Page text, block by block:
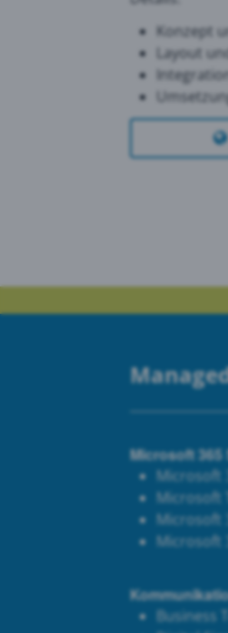
Konzept
Layout
Microsoft 365
Microsoft
Microsoft
Microsoft
Microsoft
Business